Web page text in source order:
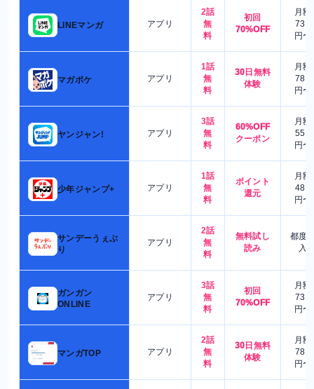
LINEマンガ アプリ
2話
無
料
初回
70%OFF
月額
730
円〜
マガポケ アプリ
1話
無
料
30日無料
体験
月額
780
円〜
ヤンジャン! アプリ
3話
無
料
60%OFF
クーポン
月額
550
円〜
少年ジャンプ+ アプリ
1話
無
料
ポイント
還元
月額
480
円〜
サンデーうぇぶ
り
アプリ
2話
無
料
無料試し
読み
都度
入
ガンガン
ONLINE
アプリ
3話
無
料
初回
70%OFF
月額
730
円〜
マンガTOP アプリ
2話
無
料
30日無料
体験
月額
780
円〜